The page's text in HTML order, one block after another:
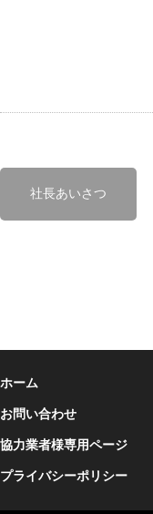
社長あいさつ
ホーム
お問い合わせ
協力業者様専用ページ
プライバシーポリシー